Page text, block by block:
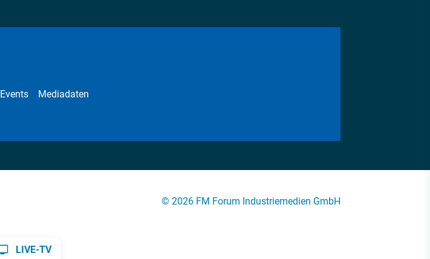
Events Mediadaten
© 2026 FM Forum Industriemedien GmbH
LIVE-TV